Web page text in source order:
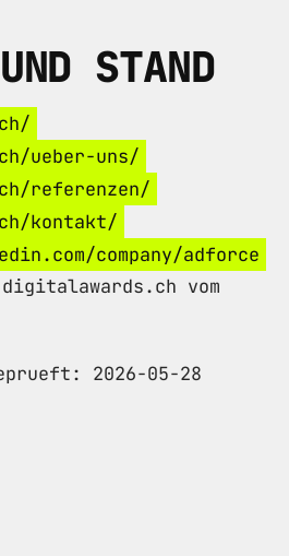
STAND
ueber-uns/
referenzen/
kontakt/
company/adforce
vom
2026-05-28